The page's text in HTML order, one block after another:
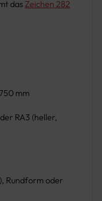
das Zeichen 282
mm
RA3 (heller,
Rundform oder